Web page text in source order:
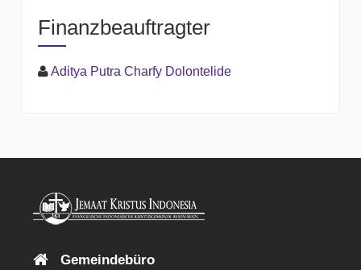
Finanzbeauftragter
Aditya Putra Charfy Dolontelide
Gemeindebüro